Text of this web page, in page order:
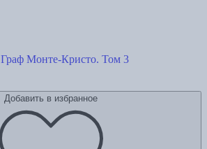
Граф Монте-Кристо. Том 3
Добавить в избранное